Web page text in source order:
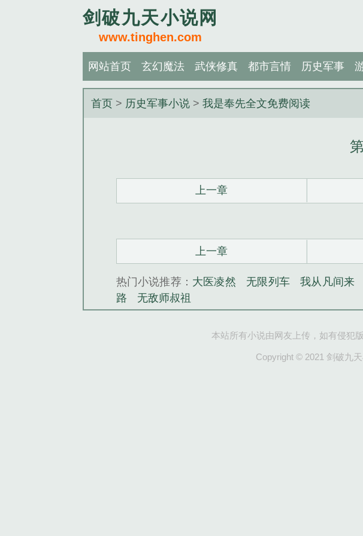
剑破九天小说网
www.tinghen.com
网站首页 玄幻魔法 武侠修真 都市言情 历史军事
首页 > 历史军事小说 >我是奉先全文免费阅读
上一章
上一章
热门小说推荐： 大医凌然 无限列车 我从凡间来
路
无敌师叔祖
本站所有小说由网友上传，如有侵犯
Copyright © 2021 剑破九